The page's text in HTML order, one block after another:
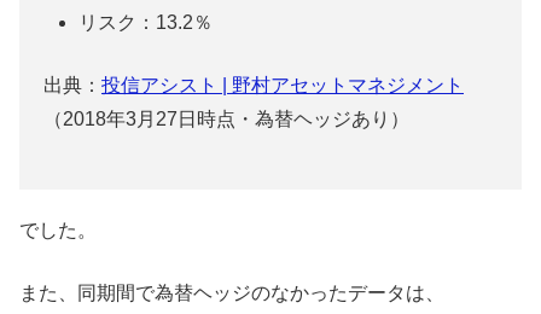
リスク：13.2％
出典： 投信アシスト | 野村アセットマネジメント
（2018年3月27日時点・為替ヘッジあり）
でした。
また、同期間で為替ヘッジのなかったデータは、